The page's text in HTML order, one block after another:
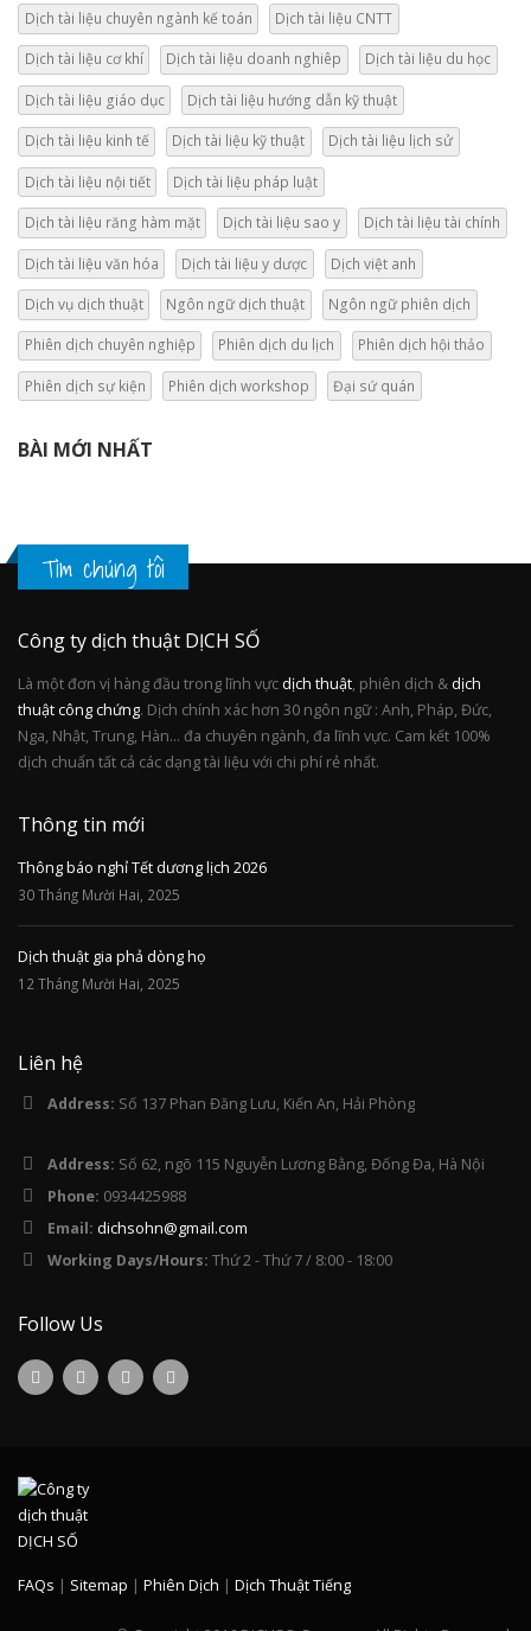
Dịch tài liệu chuyên ngành kế toán Dịch tài liệu CNTT
Dịch tài liệu cơ khí Dịch tài liệu doanh nghiêp Dịch tài liệu du học
Dịch tài liệu giáo dục Dịch tài liệu hướng dẫn kỹ thuật
Dịch tài liệu kinh tế Dịch tài liệu kỹ thuật Dịch tài liệu lịch sử
Dịch tài liệu nội tiết Dịch tài liệu pháp luật
Dịch tài liệu răng hàm mặt Dịch tài liệu sao y Dịch tài liệu tài chính
Dịch tài liệu văn hóa Dịch tài liệu y dược Dịch việt anh
Dịch vụ dịch thuật Ngôn ngữ dịch thuật Ngôn ngữ phiên dịch
Phiên dịch chuyên nghiệp Phiên dịch du lịch Phiên dịch hội thảo
Phiên dịch sự kiện Phiên dịch workshop Đại sứ quán
BÀI MỚI NHẤT
Tìm chúng tôi
Công ty dịch thuật DỊCH SỐ
Là một đơn vị hàng đầu trong lĩnh vực dịch thuật, phiên dịch & dịch
thuật công chứng. Dịch chính xác hơn 30 ngôn ngữ : Anh, Pháp, Đức,
Nga, Nhật, Trung, Hàn... đa chuyên ngành, đa lĩnh vực. Cam kết 100%
dịch chuẩn tất cả các dạng tài liệu với chi phí rẻ nhất.
Thông tin mới
Thông báo nghỉ Tết dương lịch 2026
30 Tháng Mười Hai, 2025
Dịch thuật gia phả dòng họ
12 Tháng Mười Hai, 2025
Liên hệ
Address: Số 137 Phan Đăng Lưu, Kiến An, Hải Phòng
Address: Số 62, ngõ 115 Nguyễn Lương Bằng, Đống Đa, Hà Nội
Phone: 0934425988
Email: dichsohn@gmail.com
Working Days/Hours: Thứ 2 - Thứ 7 / 8:00 - 18:00
Follow Us
FAQs | Sitemap | Phiên Dịch | Dịch Thuật Tiếng